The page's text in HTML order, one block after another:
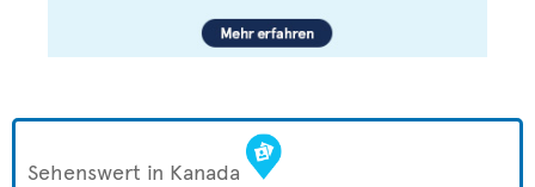
Sehenswert in Kanada